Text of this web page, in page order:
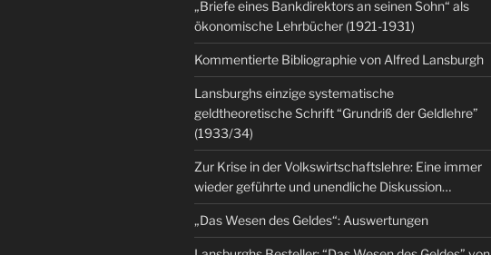
„Briefe eines Bankdirektors an seinen Sohn“ als
ökonomische Lehrbücher (1921-1931)
Kommentierte Bibliographie von Alfred Lansburgh
Lansburghs einzige systematische
geldtheoretische Schrift “Grundriß der Geldlehre”
(1933/34)
Zur Krise in der Volkswirtschaftslehre: Eine immer
wieder geführte und unendliche Diskussion…
„Das Wesen des Geldes“: Auswertungen